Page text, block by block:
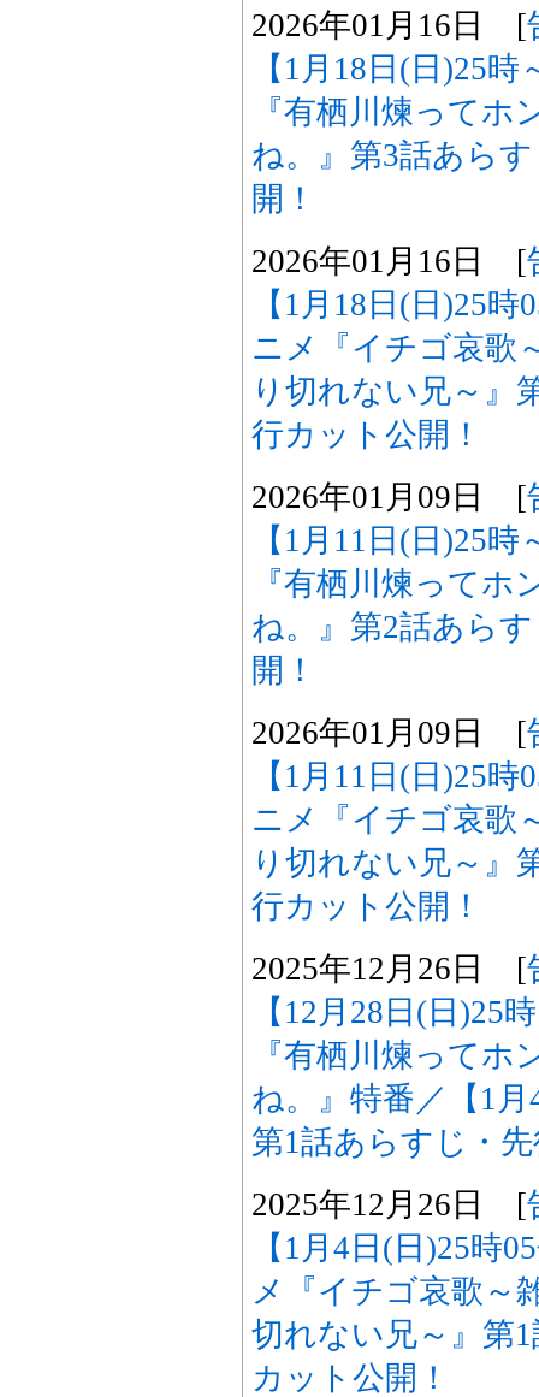
2026年01月16日 [
【1月18日(日)25
『有栖川煉ってホ
ね。』第3話あら
開！
2026年01月16日 [
【1月18日(日)25
ニメ『イチゴ哀歌
り切れない兄～
行カット公開！
2026年01月09日 [
【1月11日(日)25
『有栖川煉ってホ
ね。』第2話あら
開！
2026年01月09日 [
【1月11日(日)25
ニメ『イチゴ哀歌
り切れない兄～
行カット公開！
2025年12月26日 [
【12月28日(日)25
『有栖川煉ってホ
ね。』特番／【1
第1話あらすじ・
2025年12月26日 [
【1月4日(日)25時
メ『イチゴ哀歌～
切れない兄～』第
カット公開！